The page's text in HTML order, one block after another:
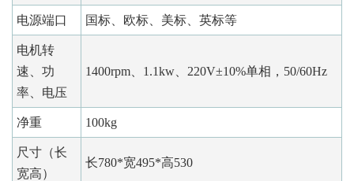
电源端口 国标、欧标、美标、英标等
电机转
速、功
率、电压
1400rpm、1.1kw、220V±10%单相，50/60Hz
净重 100kg
尺寸（长
宽高）
长780*宽495*高530